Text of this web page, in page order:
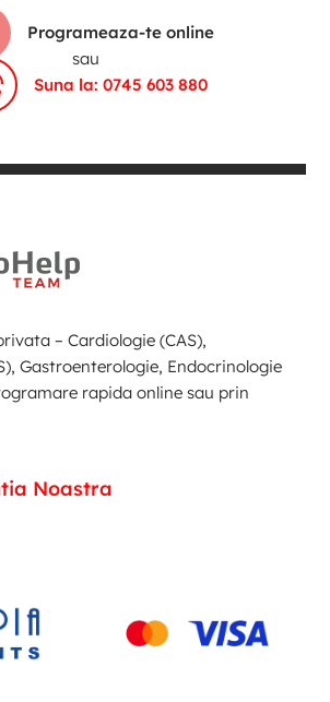
Programeaza-te online
sau
Suna la: 0745 603 880
– Cardiologie (CAS),
Gastroenterologie, Endocrinologie
rapida online sau prin
Noastra